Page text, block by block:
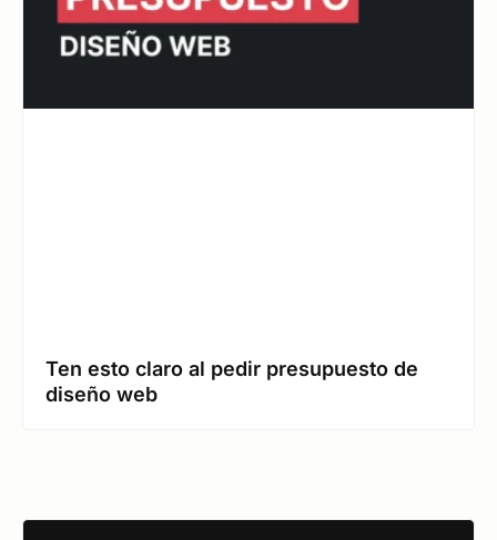
Ten esto claro al pedir presupuesto de
diseño web